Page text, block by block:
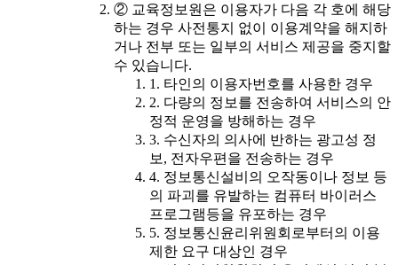
② 교육정보원은 이용자가 다음 각 호에 해당
하는 경우 사전통지 없이 이용계약을 해지하
거나 전부 또는 일부의 서비스 제공을 중지할
수 있습니다.
1. 타인의 이용자번호를 사용한 경우
2. 다량의 정보를 전송하여 서비스의 안
정적 운영을 방해하는 경우
3. 수신자의 의사에 반하는 광고성 정
보, 전자우편을 전송하는 경우
4. 정보통신설비의 오작동이나 정보 등
의 파괴를 유발하는 컴퓨터 바이러스
프로그램등을 유포하는 경우
5. 정보통신윤리위원회로부터의 이용
제한 요구 대상인 경우